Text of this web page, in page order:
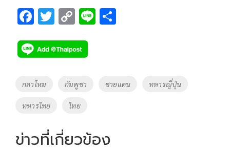
F
e
b
o
o
k
T
tt
er
C
p
y
Li
k
Li
Tags
กลาโหม กัมพูชา ชายแดน ทหารญี่ปุ่น
ทหารไทย ไทย
ข่าวที่เกี่ยวข้อง